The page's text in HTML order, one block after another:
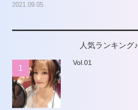
2021.09.05
人気ランキング♪
1
Vol.01